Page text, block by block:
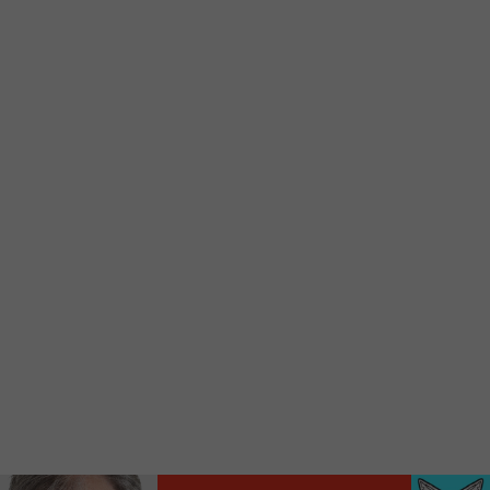
locale vous sont maintenant accessibles en un clic!